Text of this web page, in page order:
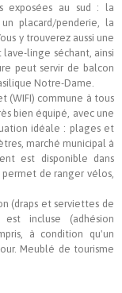
exposées au sud : la
placard/penderie, la
y trouverez aussi une
linge séchant, ainsi
peut servir de balcon
Notre-Dame.
(WIFI) commune à tous
bien équipé, avec une
idéale : plages et
marché municipal à
est disponible dans
de ranger vélos,
(draps et serviettes de
incluse (adhésion
à condition qu'un
Meublé de tourisme